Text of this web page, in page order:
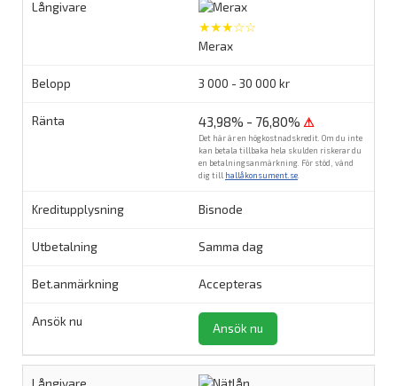
★★★☆☆
Merax
3 000 - 30 000 kr
43,98% - 76,80% ⚠
Det här är en högkostnadskredit. Om du inte
kan betala tillbaka hela skulden riskerar du
en betalningsanmärkning. För stöd, vänd
dig till hallåkonsument.se.
Bisnode
Samma dag
Accepteras
Ansök nu